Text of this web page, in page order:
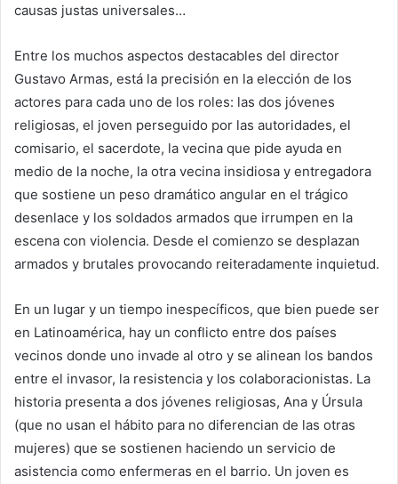
causas justas universales…
Entre los muchos aspectos destacables del director
Gustavo Armas, está la precisión en la elección de los
actores para cada uno de los roles: las dos jóvenes
religiosas, el joven perseguido por las autoridades, el
comisario, el sacerdote, la vecina que pide ayuda en
medio de la noche, la otra vecina insidiosa y entregadora
que sostiene un peso dramático angular en el trágico
desenlace y los soldados armados que irrumpen en la
escena con violencia. Desde el comienzo se desplazan
armados y brutales provocando reiteradamente inquietud.
En un lugar y un tiempo inespecíficos, que bien puede ser
en Latinoamérica, hay un conflicto entre dos países
vecinos donde uno invade al otro y se alinean los bandos
entre el invasor, la resistencia y los colaboracionistas. La
historia presenta a dos jóvenes religiosas, Ana y Úrsula
(que no usan el hábito para no diferencian de las otras
mujeres) que se sostienen haciendo un servicio de
asistencia como enfermeras en el barrio. Un joven es